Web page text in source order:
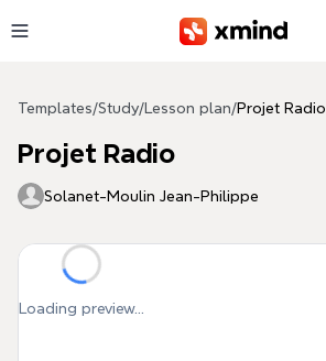
Templates/Study/ Lesson plan/Projet Radio
Projet Radio
Solanet-Moulin Jean-Philippe
Loading preview...